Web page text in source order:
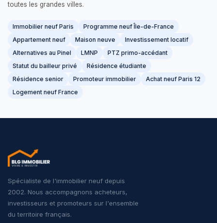
toutes les grandes villes.
Immobilier neuf Paris
Programme neuf Île-de-France
Appartement neuf
Maison neuve
Investissement locatif
Alternatives au Pinel
LMNP
PTZ primo-accédant
Statut du bailleur privé
Résidence étudiante
Résidence senior
Promoteur immobilier
Achat neuf Paris 12
Logement neuf France
Spécialiste de l'immobilier neuf depuis
2002. Nous accompagnons acheteurs,
investisseurs et promoteurs sur l'ensemble
du territoire français.